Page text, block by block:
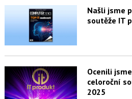
Našli jsme
soutěže IT
Ocenili
celoroční
2025